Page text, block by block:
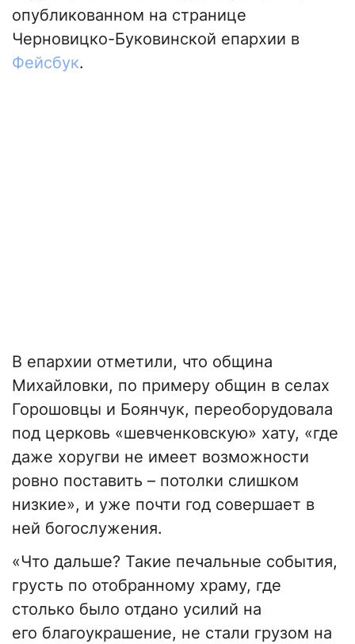
опубликованном на странице
Черновицко-Буковинской епархии в
Фейсбук.
В епархии отметили, что община
Михайловки, по примеру общин в селах
Горошовцы и Боянчук, переоборудовала
под церковь «шевченковскую» хату, «где
даже хоругви не имеет возможности
ровно поставить – потолки слишком
низкие», и уже почти год совершает в
ней богослужения.
«Что дальше? Такие печальные события,
грусть по отобранному храму, где
столько было отдано усилий на
его благоукрашение, не стали грузом на